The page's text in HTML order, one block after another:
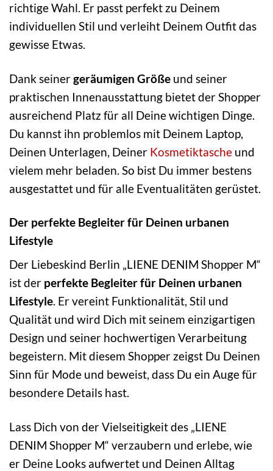
richtige Wahl. Er passt perfekt zu Deinem
individuellen Stil und verleiht Deinem Outfit das
gewisse Etwas.
Dank seinergeräumigen Größe und seiner
praktischen Innenausstattung bietet der Shopper
ausreichend Platz für all Deine wichtigen Dinge.
Du kannst ihn problemlos mit Deinem Laptop,
Deinen Unterlagen, Deiner Kosmetiktasche und
vielem mehr beladen. So bist Du immer bestens
ausgestattet und für alle Eventualitäten gerüstet.
Der perfekte Begleiter für Deinen urbanen
Lifestyle
Der Liebeskind Berlin „LIENE DENIM Shopper M“
ist der perfekte Begleiter für Deinen urbanen
Lifestyle. Er vereint Funktionalität, Stil und
Qualität und wird Dich mit seinem einzigartigen
Design und seiner hochwertigen Verarbeitung
begeistern. Mit diesem Shopper zeigst Du Deinen
Sinn für Mode und beweist, dass Du ein Auge für
besondere Details hast.
Lass Dich von der Vielseitigkeit des „LIENE
DENIM Shopper M“ verzaubern und erlebe, wie
er Deine Looks aufwertet und Deinen Alltag